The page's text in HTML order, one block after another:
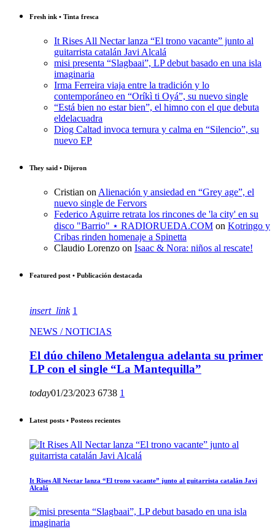
Fresh ink • Tinta fresca
It Rises All Nectar lanza “El trono vacante” junto al
guitarrista catalán Javi Alcalá
misi presenta “Slagbaai”, LP debut basado en una isla
imaginaria
Irma Ferreira viaja entre la tradición y lo
contemporáneo en “Oríkì ti Oyá”, su nuevo single
“Está bien no estar bien”, el himno con el que debuta
eldelacuadra
Diog Caltad invoca ternura y calma en “Silencio”, su
nuevo EP
They said • Dijeron
Cristian on Alienación y ansiedad en “Grey age”, el
nuevo single de Fervors
Federico Aguirre retrata los rincones de 'la city' en su
disco "Barrio" ⋆ RADIORUEDA.COM on Kotringo y
Cribas rinden homenaje a Spinetta
Claudio Lorenzo on Isaac & Nora: niños al rescate!
Featured post • Publicación destacada
insert_link 1
NEWS / NOTICIAS
El dúo chileno Metalengua adelanta su primer
LP con el single “La Mantequilla”
today01/23/2023 6738 1
Latest posts • Posteos recientes
It Rises All Nectar lanza “El trono vacante” junto al guitarrista catalán Javi
Alcalá